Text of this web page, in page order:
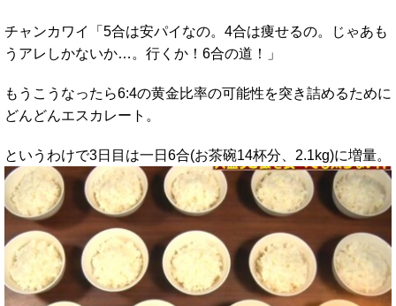
チャンカワイ「5合は安パイなの。4合は痩せるの。じゃあも
うアレしかないか…。行くか！6合の道！」
もうこうなったら6:4の黄金比率の可能性を突き詰めるために
どんどんエスカレート。
というわけで3日目は一日6合(お茶碗14杯分、2.1kg)に増量。